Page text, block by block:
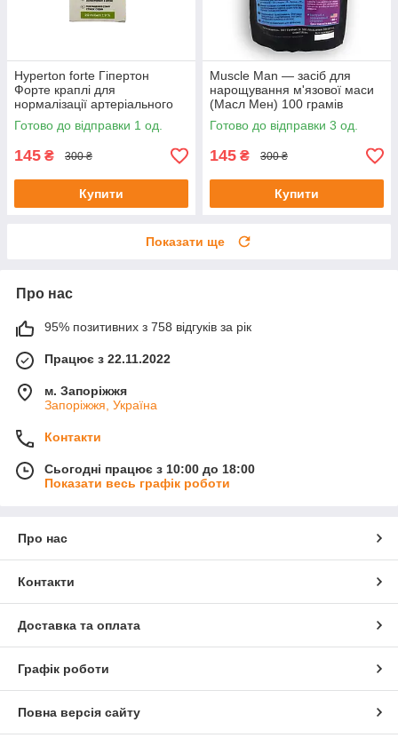
Hyperton forte Гіпертон
Форте краплі для
нормалізації артеріального
тиску 20 мл до 08/25
Готово до відправки 1 од.
145 ₴ 300 ₴
Купити
Muscle Man — засіб для
нарощування м'язової маси
(Масл Мен) 100 грамів
Готово до відправки 3 од.
145 ₴ 300 ₴
Купити
Показати ще
Про нас
95% позитивних з 758 відгуків за рік
Працює з 22.11.2022
м. Запоріжжя
Запоріжжя, Україна
Контакти
Сьогодні працює з 10:00 до 18:00
Показати весь графік роботи
Про нас
Контакти
Доставка та оплата
Графік роботи
Повна версія сайту